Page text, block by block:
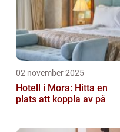
02 november 2025
Hotell i Mora: Hitta en
plats att koppla av på